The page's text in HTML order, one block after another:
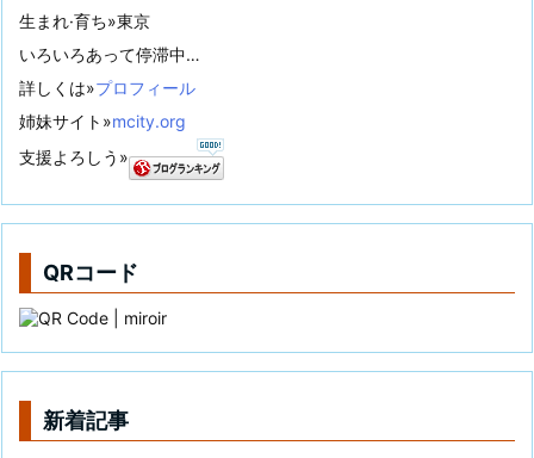
生まれ·育ち»東京
いろいろあって停滞中…
詳しくは»プロフィール
姉妹サイト»mcity.org
支援よろしう»
QRコード
新着記事